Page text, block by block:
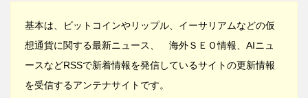
基本は、ビットコインやリップル、イーサリアムなどの仮
想通貨に関する最新ニュース、 海外ＳＥＯ情報、AIニュ
ースなどRSSで新着情報を発信しているサイトの更新情報
を受信するアンテナサイトです。